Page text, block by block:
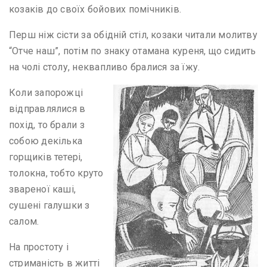
козаків до своїх бойових помічників.
Перш ніж сісти за обідній стіл, козаки читали молитву
“Отче наш”, потім по знаку отамана куреня, що сидить
на чолі столу, неквапливо бралися за їжу.
Коли запорожці
відправлялися в
похід, то брали з
собою декілька
горщиків тетері,
толокна, тобто круто
звареної каші,
сушені галушки з
салом.
На простоту і
стриманість в житті